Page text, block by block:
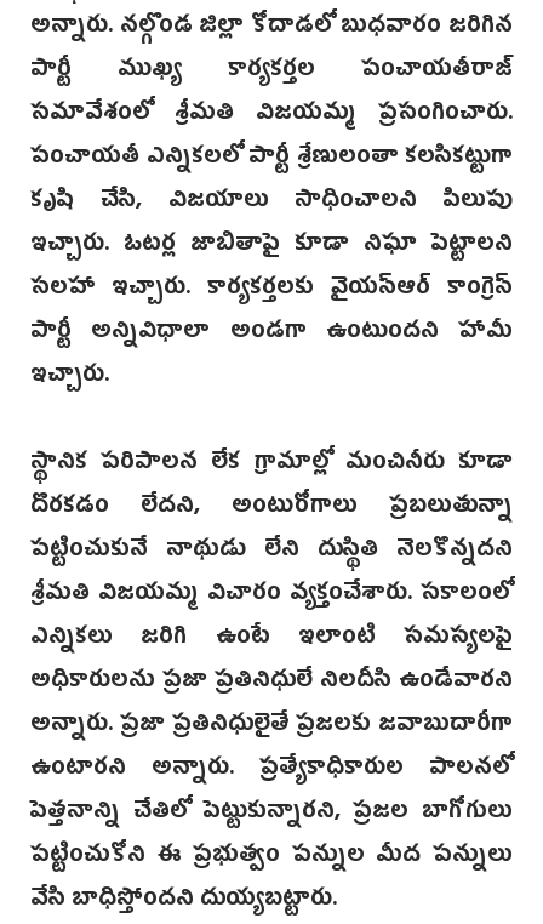
అన్నారు. నల్గొండ జిల్లా కోదాడలో బుధవారం జరిగిన
పార్టీ ముఖ్య కార్యకర్తల పంచాయతీరాజ్
సమావేశంలో శ్రీమతి విజయమ్మ ప్రసంగించారు.
పంచాయతీ ఎన్నికలలో పార్టీ శ్రేణులంతా కలసికట్టుగా
కృషి చేసి, విజయాలు సాధించాలని పిలుపు
ఇచ్చారు. ఓటర్ల జాబితాపై కూడా నిఘా పెట్టాలని
సలహా ఇచ్చారు. కార్యకర్తలకు వైయస్‌ఆర్‌ కాంగ్రెస్‌
పార్టీ అన్నివిధాలా అండగా ఉంటుందని హామీ
ఇచ్చారు.
స్థానిక పరిపాలన లేక గ్రామాల్లో మంచినీరు కూడా
దొరకడం లేదని, అంటురోగాలు ప్రబలుతున్నా
పట్టించుకునే నాథుడు లేని దుస్థితి నెలకొన్నదని
శ్రీమతి విజయమ్మ విచారం వ్యక్తంచేశారు. సకాలంలో
ఎన్నికలు జరిగి ఉంటే ఇలాంటి సమస్యలపై
అధికారులను ప్రజా ప్రతినిధులే నిలదీసి ఉండేవారని
అన్నారు. ప్రజా ప్రతినిధులైతే ప్రజలకు జవాబుదారీగా
ఉంటారని అన్నారు. ప్రత్యేకాధికారుల పాలనలో
పెత్తనాన్ని చేతిలో పెట్టుకున్నారని, ప్రజల బాగోగులు
పట్టించుకోని ఈ ప్రభుత్వం పన్నుల మీద పన్నులు
వేసి బాధిస్తోందని దుయ్యబట్టారు.